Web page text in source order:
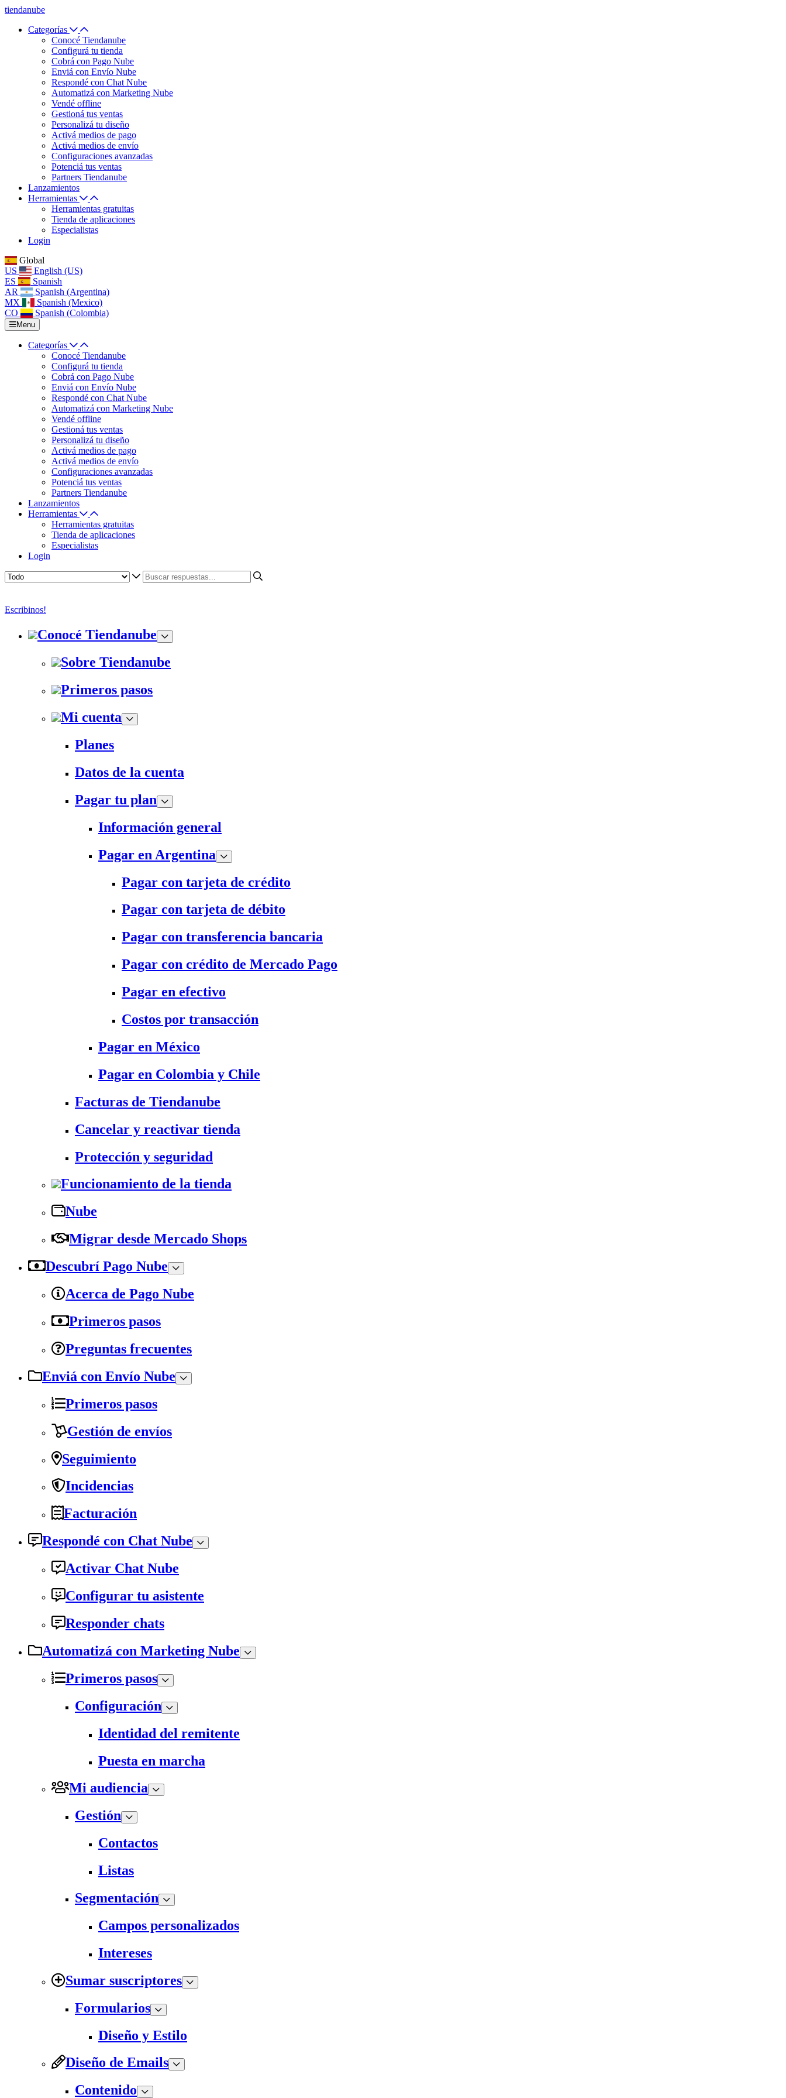
tiendanube
Categorías
Conocé Tiendanube
Configurá tu tienda
Cobrá con Pago Nube
Enviá con Envío Nube
Respondé con Chat Nube
Automatizá con Marketing Nube
Vendé offline
Gestioná tus ventas
Personalizá tu diseño
Activá medios de pago
Activá medios de envío
Configuraciones avanzadas
Potenciá tus ventas
Partners Tiendanube
Lanzamientos
Herramientas
Herramientas gratuitas
Tienda de aplicaciones
Especialistas
Login
Global
US
English (US)
ES
Spanish
AR
Spanish (Argentina)
MX
Spanish (Mexico)
CO
Spanish (Colombia)
Menu
Categorías
Conocé Tiendanube
Configurá tu tienda
Cobrá con Pago Nube
Enviá con Envío Nube
Respondé con Chat Nube
Automatizá con Marketing Nube
Vendé offline
Gestioná tus ventas
Personalizá tu diseño
Activá medios de pago
Activá medios de envío
Configuraciones avanzadas
Potenciá tus ventas
Partners Tiendanube
Lanzamientos
Herramientas
Herramientas gratuitas
Tienda de aplicaciones
Especialistas
Login
Escribinos!
Conocé Tiendanube
Sobre Tiendanube
Primeros pasos
Mi cuenta
Planes
Datos de la cuenta
Pagar tu plan
Información general
Pagar en Argentina
Pagar con tarjeta de crédito
Pagar con tarjeta de débito
Pagar con transferencia bancaria
Pagar con crédito de Mercado Pago
Pagar en efectivo
Costos por transacción
Pagar en México
Pagar en Colombia y Chile
Facturas de Tiendanube
Cancelar y reactivar tienda
Protección y seguridad
Funcionamiento de la tienda
Nube
Migrar desde Mercado Shops
Descubrí Pago Nube
Acerca de Pago Nube
Primeros pasos
Preguntas frecuentes
Enviá con Envío Nube
Primeros pasos
Gestión de envíos
Seguimiento
Incidencias
Facturación
Respondé con Chat Nube
Activar Chat Nube
Configurar tu asistente
Responder chats
Automatizá con Marketing Nube
Primeros pasos
Configuración
Identidad del remitente
Puesta en marcha
Mi audiencia
Gestión
Contactos
Listas
Segmentación
Campos personalizados
Intereses
Sumar suscriptores
Formularios
Diseño y Estilo
Diseño de Emails
Contenido